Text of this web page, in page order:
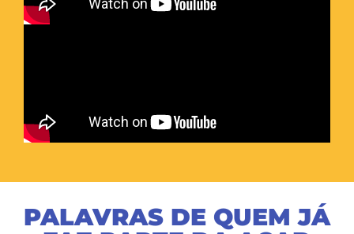
PALAVRAS DE QUEM JÁ